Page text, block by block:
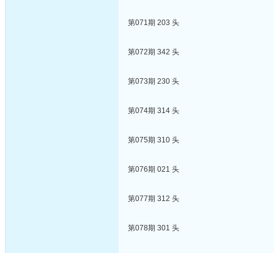
第071期 203 头
第072期 342 头
第073期 230 头
第074期 314 头
第075期 310 头
第076期 021 头
第077期 312 头
第078期 301 头